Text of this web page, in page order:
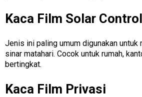
Kaca Film Solar Control
Jenis ini paling umum digunakan untuk
sinar matahari. Cocok untuk rumah,
bertingkat.
Kaca Film Privasi